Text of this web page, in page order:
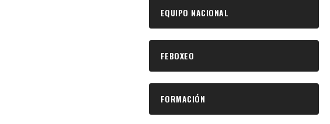
EQUIPO NACIONAL
FEBOXEO
FORMACIÓN